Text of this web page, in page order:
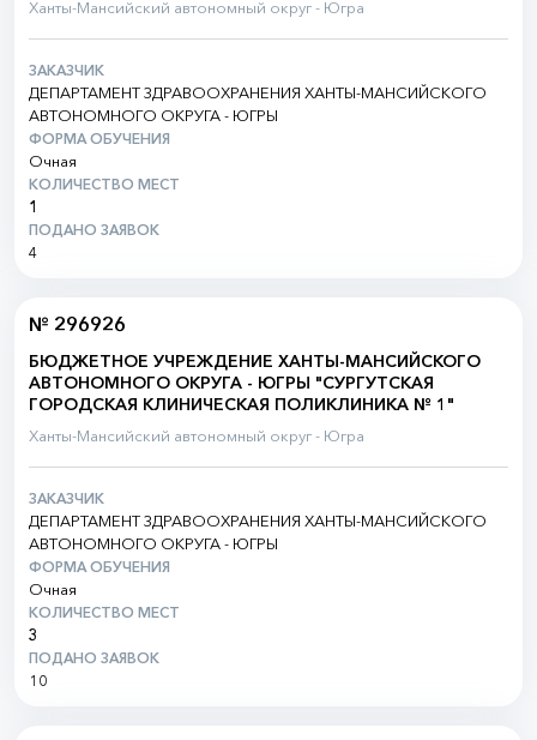
Ханты-Мансийский автономный округ - Югра
ЗАКАЗЧИК
ДЕПАРТАМЕНТ ЗДРАВООХРАНЕНИЯ ХАНТЫ-МАНСИЙСКОГО
АВТОНОМНОГО ОКРУГА - ЮГРЫ
ФОРМА ОБУЧЕНИЯ
Очная
КОЛИЧЕСТВО МЕСТ
1
ПОДАНО ЗАЯВОК
4
№ 296926
БЮДЖЕТНОЕ УЧРЕЖДЕНИЕ ХАНТЫ-МАНСИЙСКОГО
АВТОНОМНОГО ОКРУГА - ЮГРЫ "СУРГУТСКАЯ
ГОРОДСКАЯ КЛИНИЧЕСКАЯ ПОЛИКЛИНИКА № 1"
Ханты-Мансийский автономный округ - Югра
ЗАКАЗЧИК
ДЕПАРТАМЕНТ ЗДРАВООХРАНЕНИЯ ХАНТЫ-МАНСИЙСКОГО
АВТОНОМНОГО ОКРУГА - ЮГРЫ
ФОРМА ОБУЧЕНИЯ
Очная
КОЛИЧЕСТВО МЕСТ
3
ПОДАНО ЗАЯВОК
10